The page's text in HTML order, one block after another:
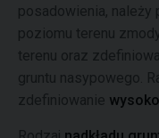
posadowienia, należy
poziomu terenu
terenu oraz
gruntu nasypowego.
zdefiniowanie